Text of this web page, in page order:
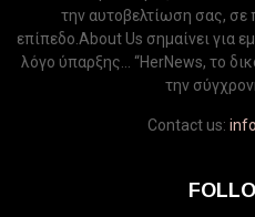
την αυτοβελτίωση σας, σε
επίπεδο.About Us σημαίνει για
λόγο ύπαρξης... “HerNews, το
την
Contact us: